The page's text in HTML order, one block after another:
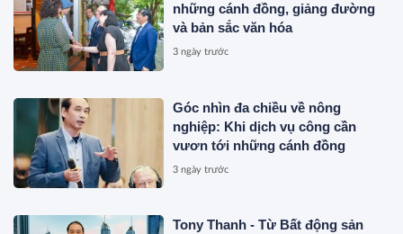
những cánh đồng, giảng đường
và bản sắc văn hóa
3 ngày trước
Góc nhìn đa chiều về nông
nghiệp: Khi dịch vụ công cần
vươn tới những cánh đồng
3 ngày trước
Tony Thanh - Từ Bất động sản